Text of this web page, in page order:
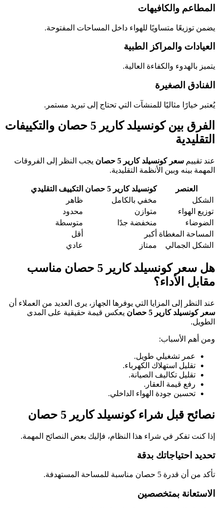
المطاعم والكافيهات
يضمن توزيعًا متساويًا للهواء داخل المساحات المفتوحة.
العيادات والمراكز الطبية
يتميز بالهدوء والكفاءة العالية.
الفنادق الصغيرة
يُعتبر خيارًا مثاليًا للمنشآت التي تحتاج إلى تبريد مستمر.
الفرق بين كونسيلد كارير 5 حصان والتكييفات
التقليدية
عند تقييم سعر كونسيلد كارير 5 حصان
يجب النظر إلى الفروقات
المهمة بينه وبين الأنظمة التقليدية.
العنصر كونسيلد كارير 5 حصان
التكييف التقليدي
الشكل
مخفي بالكامل
ظاهر
توزيع الهواء
متوازن
محدود
الضوضاء
منخفضة جدًا
متوسطة
المساحة المغطاة أكبر
أقل
الشكل الجمالي
ممتاز عادي
هل سعر كونسيلد كارير 5 حصان مناسب
مقابل الأداء؟
عند النظر إلى المزايا التي يوفرها الجهاز، يرى العديد من العملاء أن
سعر كونسيلد كارير 5 حصان
يعكس قيمة حقيقية على المدى
الطويل.
ومن أهم الأسباب:
عمر تشغيلي طويل.
تقليل استهلاك الكهرباء.
تقليل تكاليف الصيانة.
رفع قيمة العقار.
تحسين جودة الهواء الداخلي.
نصائح قبل شراء كونسيلد كارير 5 حصان
إذا كنت تفكر في شراء هذا النظام، فإليك بعض النصائح المهمة.
تحديد احتياجاتك بدقة
تأكد من أن قدرة 5 حصان مناسبة للمساحة المستهدفة.
الاستعانة بمتخصصين